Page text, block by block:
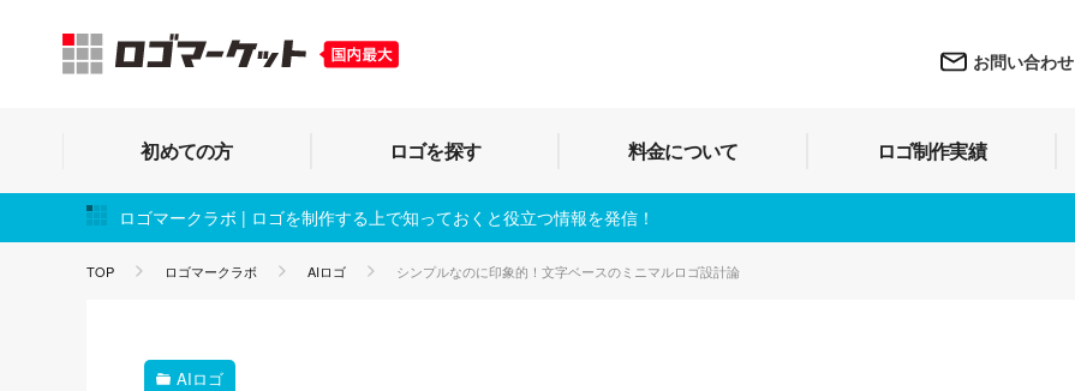
お問い合わせ
初めての方 ロゴを探す 料金について ロゴ制作実績
ロゴマークラボ | ロゴを制作する上で知っておくと役立つ情報を発信！
TOP ロゴマークラボ AIロゴ シンプルなのに印象的！文字ベースのミニマルロゴ設計論
AIロゴ